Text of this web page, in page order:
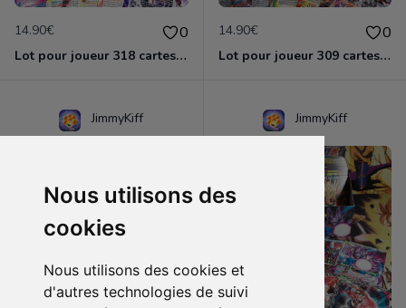
Nous utilisons des
cookies
Nous utilisons des cookies et
d'autres technologies de suivi
14.90€ 0
Lot pour joueur 318 cartes C-UC BT13 Supreme Rivalry / Dragon Ball Super Card Game
14.90€ 0
Lot pour joueur 309 cartes C-UC BT14 Cross Spirit / Dragon Ball Super Card Game
JimmyKiff JimmyKiff